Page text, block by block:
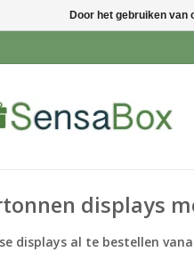
displays
displays al te bestellen
Door het gebruiken van